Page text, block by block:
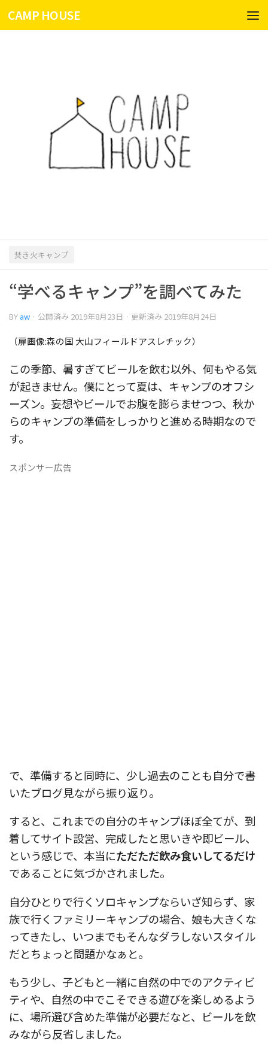
コンテンツへスキップ
CAMP HOUSE
焚き火キャンプ
“学べるキャンプ”を調べてみた
BY aw · 公開済み 2019年8月23日 · 更新済み 2019年8月24日
（扉画像:森の国 大山フィールドアスレチック）
この季節、暑すぎてビールを飲む以外、何もやる気
が起きません。僕にとって夏は、キャンプのオフシ
ーズン。妄想やビールでお腹を膨らませつつ、秋か
らのキャンプの準備をしっかりと進める時期なので
す。
スポンサー広告
で、準備すると同時に、少し過去のことも自分で書
いたブログ見ながら振り返り。
すると、これまでの自分のキャンプほぼ全てが、到
着してサイト設営、完成したと思いきや即ビール、
という感じで、本当にただただ飲み食いしてるだけ
であることに気づかされました。
自分ひとりで行くソロキャンプならいざ知らず、家
族で行くファミリーキャンプの場合、娘も大きくな
ってきたし、いつまでもそんなダラしないスタイル
だとちょっと問題かなぁと。
もう少し、子どもと一緒に自然の中でのアクティビ
ティや、自然の中でこそできる遊びを楽しめるよう
に、場所選び含めた準備が必要だなと、ビールを飲
みながら反省しました。